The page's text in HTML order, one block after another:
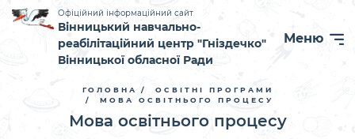
Офіційний інформаційний сайт
Вінницький навчально-
реабілітаційний центр "Гніздечко"
Вінницької обласної Ради
Меню
ГОЛОВНА
ОСВІТНІ ПРОГРАМИ
МОВА ОСВІТНЬОГО ПРОЦЕСУ
Мова освітнього процесу